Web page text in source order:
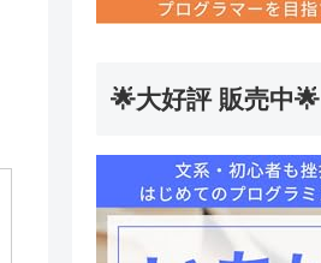
🌟大好評 販売中🌟